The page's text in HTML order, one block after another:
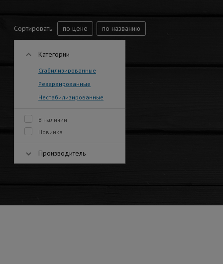
Сортировать по цене по названию
Категории
Стабилизированные
Резервированные
Нестабилизированные
В наличии
Новинка
Производитель